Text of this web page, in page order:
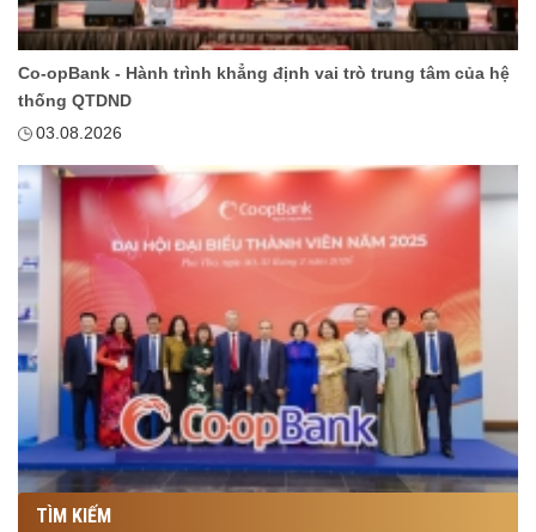
Co-opBank - Hành trình khẳng định vai trò trung tâm của hệ
thống QTDND
03.08.2026
TÌM KIẾM